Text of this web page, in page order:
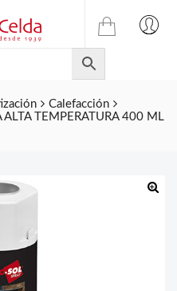
TIENDA
ONLINE
DE
JULIAN
CELDA
Calefacción
ALTA TEMPERATURA 400 ML